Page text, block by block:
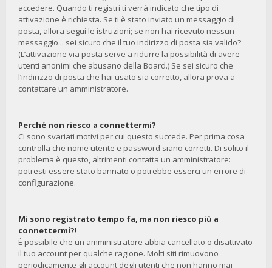
accedere. Quando ti registri ti verrà indicato che tipo di
attivazione è richiesta. Se ti è stato inviato un messaggio di
posta, allora segui le istruzioni; se non hai ricevuto nessun
messaggio... sei sicuro che il tuo indirizzo di posta sia valido?
(L’attivazione via posta serve a ridurre la possibilità di avere
utenti anonimi che abusano della Board.) Se sei sicuro che
l’indirizzo di posta che hai usato sia corretto, allora prova a
contattare un amministratore.
Perché non riesco a connettermi?
Ci sono svariati motivi per cui questo succede. Per prima cosa
controlla che nome utente e password siano corretti. Di solito il
problema è questo, altrimenti contatta un amministratore:
potresti essere stato bannato o potrebbe esserci un errore di
configurazione.
Mi sono registrato tempo fa, ma non riesco più a
connettermi?!
È possibile che un amministratore abbia cancellato o disattivato
il tuo account per qualche ragione. Molti siti rimuovono
periodicamente gli account degli utenti che non hanno mai